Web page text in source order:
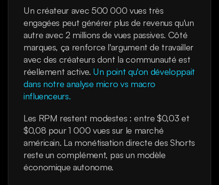
Un créateur avec 500 000 vues très
engagées peut générer plus de revenus qu'un
autre avec 2 millions de vues passives. Côté
marques, ça renforce l'argument de travailler
avec des créateurs dont la communauté est
réellement active. Un point qu'on développait
dans notre analyse micro vs macro
influenceurs.
Les RPM restent modestes : entre $0,03 et
$0,08 pour 1 000 vues sur le marché
américain. La monétisation directe des Shorts
reste un complément, pas un modèle
économique autonome.